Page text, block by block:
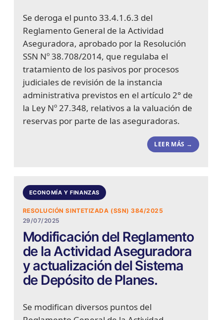
Se deroga el punto 33.4.1.6.3 del
Reglamento General de la Actividad
Aseguradora, aprobado por la Resolución
SSN Nº 38.708/2014, que regulaba el
tratamiento de los pasivos por procesos
judiciales de revisión de la instancia
administrativa previstos en el artículo 2° de
la Ley Nº 27.348, relativos a la valuación de
reservas por parte de las aseguradoras.
LEER MÁS →
ECONOMÍA Y FINANZAS
RESOLUCIÓN SINTETIZADA (SSN) 384/2025
29/07/2025
Modificación del Reglamento
de la Actividad Aseguradora
y actualización del Sistema
de Depósito de Planes.
Se modifican diversos puntos del